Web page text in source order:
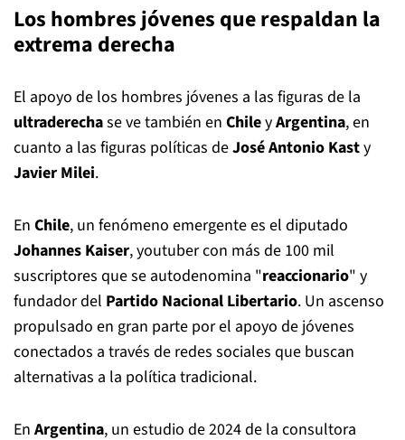
Los hombres jóvenes que respaldan la
extrema derecha
El apoyo de los hombres jóvenes a las figuras de la
ultraderechase ve también en ChileyArgentina, en
cuanto a las figuras políticas deJosé Antonio Kasty
Javier Milei.
En Chile, un fenómeno emergente es el diputado
Johannes Kaiser, youtuber con más de 100 mil
suscriptores que se autodenomina "reaccionario" y
fundador del Partido Nacional Libertario. Un ascenso
propulsado en gran parte por el apoyo de jóvenes
conectados a través de redes sociales que buscan
alternativas a la política tradicional.
En Argentina, un estudio de 2024 de la consultora